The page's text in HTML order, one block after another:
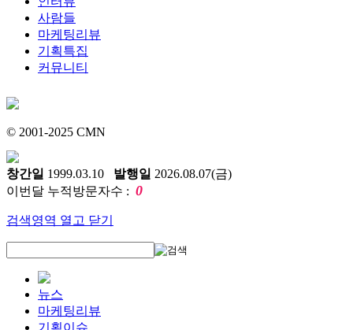
사람들
마케팅리뷰
기획특집
커뮤니티
© 2001-2025 CMN
창간일 1999.03.10 발행일 2026.08.07(금)
이번달 누적방문자수 : 0
검색영역 열고 닫기
뉴스
마케팅리뷰
기획이슈